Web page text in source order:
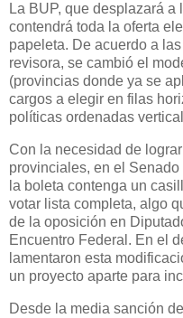
La BUP, que desplazará
contendrá toda la oferta
papeleta. De acuerdo a
revisora, se cambió el
(provincias donde ya se
cargos a elegir en filas
políticas ordenadas
Con la necesidad de
provinciales, en el
la boleta contenga un
votar lista completa, algo
de la oposición en
Encuentro Federal. En el
lamentaron esta
un proyecto aparte para
Desde la media sanción